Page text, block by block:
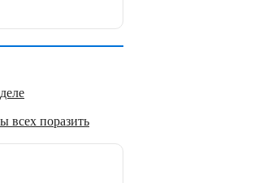
всех поразить